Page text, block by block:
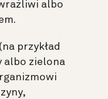
albo
przykład
albo zielona